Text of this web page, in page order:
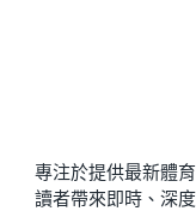
專注於提供最新體
讀者帶來即時、深